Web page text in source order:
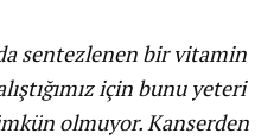
sentezlenen bir vitamin
için bunu yeteri
olmuyor. Kanserden